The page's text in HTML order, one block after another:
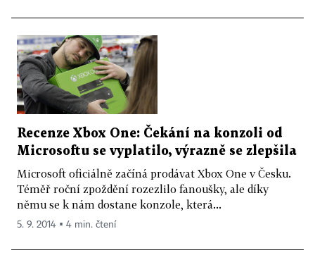
Recenze Xbox One: Čekání na konzoli od
Microsoftu se vyplatilo, výrazně se zlepšila
Microsoft oficiálně začíná prodávat Xbox One v Česku.
Téměř roční zpoždění rozezlilo fanoušky, ale díky
němu se k nám dostane konzole, která...
5. 9. 2014 ▪ 4 min. čtení